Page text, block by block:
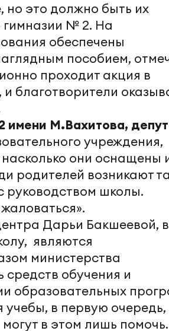
но это должно быть их
гимназии № 2. На
обеспечены
пособием,
проходит акция в
благотворители
М.Вахитова,
учреждения,
они оснащены
родителей возникают
руководством школы.
Дарьи Бакшеевой,
являются
министерства
обучения и
образовательных
в первую очередь,
в этом лишь помочь.